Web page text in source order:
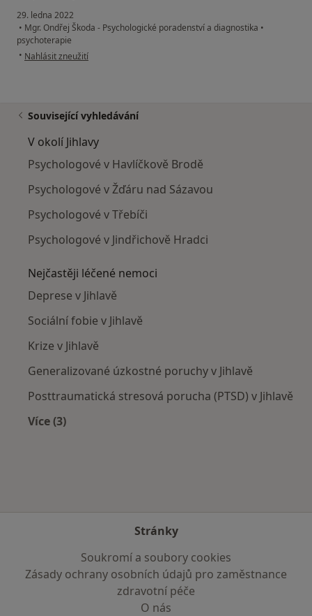
29. ledna 2022
• Mgr. Ondřej Škoda - Psychologické poradenství a diagnostika •
psychoterapie
• podle názoru uživatele Kateřina Svobodová
Nahlásit zneužití
Související vyhledávání
V okolí Jihlavy
Psychologové v Havlíčkově Brodě
Psychologové v Žďáru nad Sázavou
Psychologové v Třebíči
Psychologové v Jindřichově Hradci
Nejčastěji léčené nemoci
Deprese v Jihlavě
Sociální fobie v Jihlavě
Krize v Jihlavě
Generalizované úzkostné poruchy v Jihlavě
Posttraumatická stresová porucha (PTSD) v Jihlavě
Více (3)
Stránky
Soukromí a soubory cookies
Zásady ochrany osobních údajů pro zaměstnance
zdravotní péče
O nás